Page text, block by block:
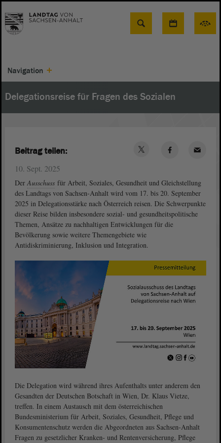
Suche
Navigation
Delegationsreise für Fragen des Sozialen
10. Sept. 2025
DerAusschuss für Arbeit, Soziales, Gesundheit und Gleichstellung
des Landtags von Sachsen-Anhalt wird vom 17. bis 20. September
2025 in Delegationsstärke nach Österreich reisen. Die Schwerpunkte
dieser Reise bilden insbesondere sozial- und gesundheitspolitische
Themen, Ansätze zu nachhaltigen Entwicklungen für die
Bevölkerung sowie weitere Themengebiete wie
Antidiskriminierung, Inklusion und Integration.
Die Delegation wird während ihres Aufenthalts unter anderem den
Gesandten der Deutschen Botschaft in Wien, Dr. Klaus Vietze,
treffen. In einem Austausch mit dem österreichischen
Bundesministerium für Arbeit, Soziales, Gesundheit, Pflege und
Konsumentenschutz werden die Abgeordneten aus Sachsen-Anhalt
Fragen zu gesetzlicher Kranken- und Rentenversicherung, Pflege
Beitrag teilen: